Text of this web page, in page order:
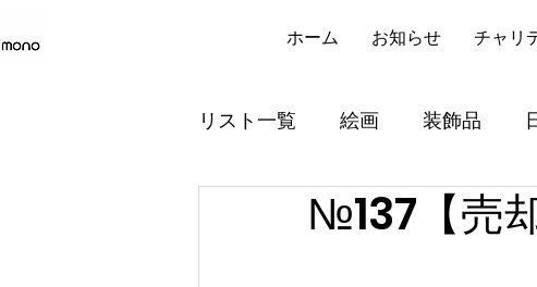
ホーム お知らせ チャリ
リスト一覧 絵画 装飾品
小型’縦横計150㎝未満）
№137【売